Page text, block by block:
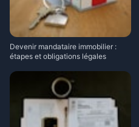
Devenir mandataire immobilier :
étapes et obligations légales